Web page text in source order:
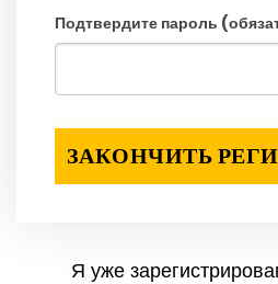
Подтвердите пароль
Я уже